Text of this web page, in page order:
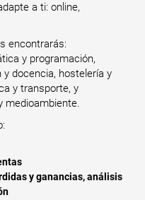
a ti: online,
encontrarás:
y programación,
docencia, hostelería y
y transporte, y
medioambiente.
y ganancias, análisis